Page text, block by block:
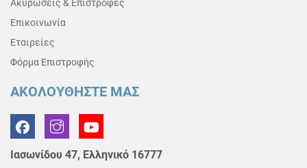
Ακυρώσεις & Επιστροφές
Επικοινωνία
Εταιρείες
Φόρμα Επιστροφής
ΑΚΟΛΟΥΘΗΣΤΕ ΜΑΣ
Ιασωνίδου 47, Ελληνικό 16777